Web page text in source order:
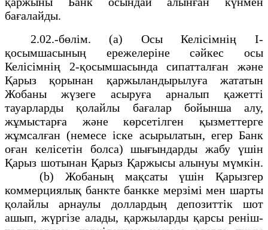
бағалайды.
2.02.-бөлiм. (a) Осы Келiсiмнiң I-
қосымшасының ережелерiне сәйкес осы
Келiсiмнiң 2-қосымшасында сипатталған және
Қарыз қорынан қаржыландырылуға жататын
Жобаны жүзеге асыруға арналып қажеттi
тауарларды қолайлы бағалар бойынша алу,
жұмыстарға және көрсетiлген қызметтерге
жұмсалған (немесе iске асырылатын, егер Банк
оған келiсетiн болса) шығындарды жабу үшiн
Қарыз шотынан Қарыз Қаржысы алынуы мүмкiн.
(b) Жобаның мақсаты үшiн Қарызгер
коммерциялық банкте банкке мерзiмi мен шарты
қолайлы арнаулы доллардың депозиттiк шот
ашып, жүргiзе алады, қаржыларды қарсы ренiш-